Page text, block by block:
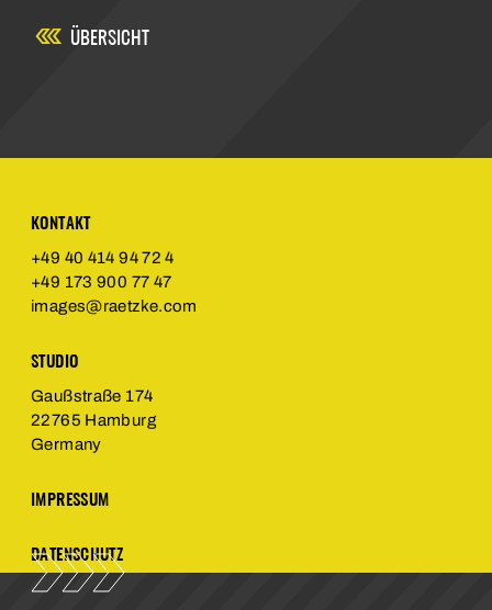
ÜBERSICHT
KONTAKT
+49 40 414 94 72 4
+49 173 900 77 47
images@raetzke.com
STUDIO
Gaußstraße 174
22765 Hamburg
Germany
IMPRESSUM
DATENSCHUTZ